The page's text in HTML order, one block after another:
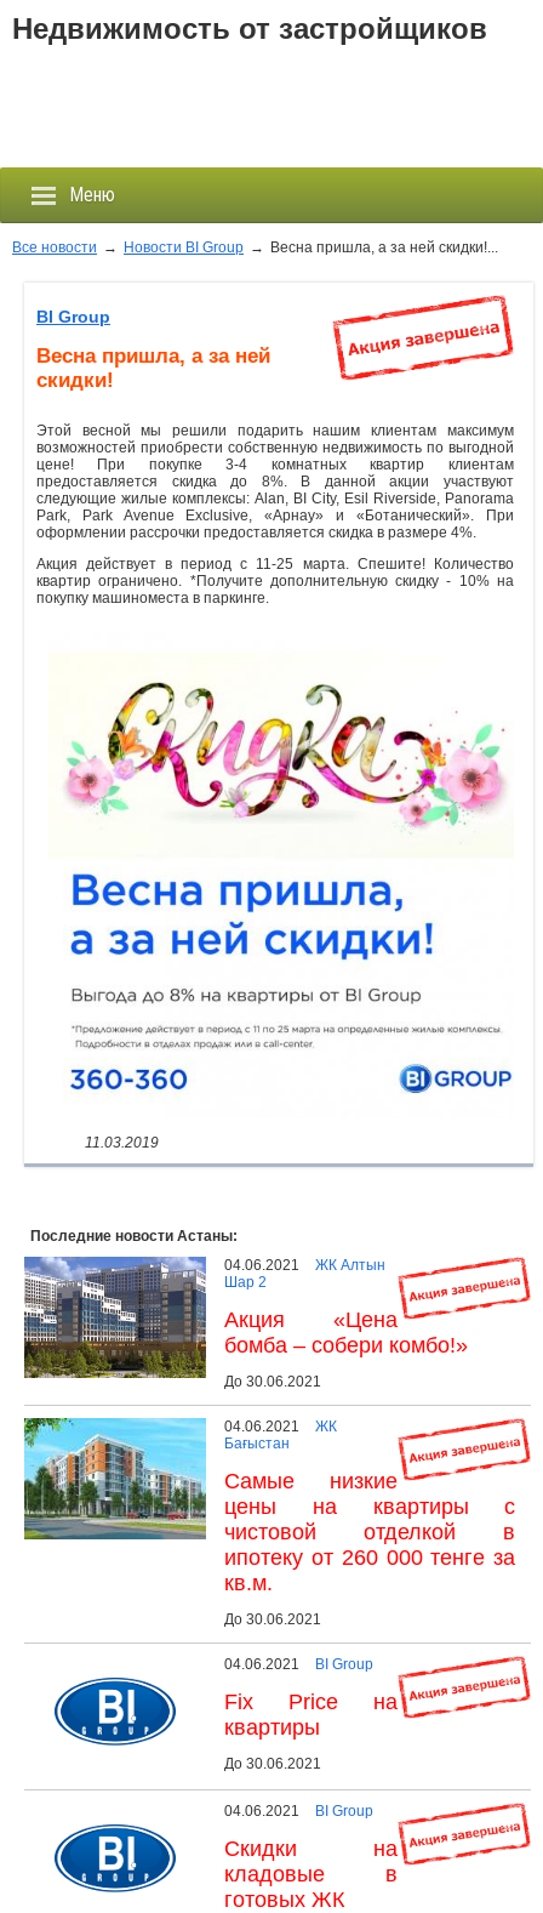
Недвижимость от застройщиков
Меню
Застройщики
Новостройки
Новости
События
Агентства
Объявления
Все новости → Новости BI Group → Весна пришла, а за ней скидки!...
BI Group
Весна пришла, а за ней
скидки!
Этой весной мы решили подарить нашим клиентам максимум
возможностей приобрести собственную недвижимость по выгодной
цене! При покупке 3-4 комнатных квартир клиентам
предоставляется скидка до 8%. В данной акции участвуют
следующие жилые комплексы: Alan, BI City, Esil Riverside, Panorama
Park, Park Avenue Exclusive, «Арнау» и «Ботанический». При
оформлении рассрочки предоставляется скидка в размере 4%.
Акция действует в период с 11-25 марта. Спешите! Количество
квартир ограничено. *Получите дополнительную скидку - 10% на
покупку машиноместа в паркинге.
11.03.2019
Последние новости Астаны:
04.06.2021
ЖК Алтын
Шар 2
Акция «Цена
бомба – собери комбо!»
До 30.06.2021
04.06.2021
ЖК
Бағыстан
Самые низкие
цены на квартиры с
чистовой отделкой в
ипотеку от 260 000 тенге за
кв.м.
До 30.06.2021
04.06.2021 BI Group
Fix Price на
квартиры
До 30.06.2021
04.06.2021 BI Group
Скидки на
кладовые в
готовых ЖК